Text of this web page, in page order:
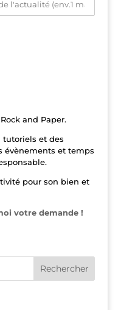
and Paper.
tutoriels et des
évènements et temps
pour son bien et
votre demande !